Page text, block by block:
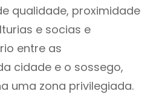
qualidade, proximidade
e socias e
entre as
cidade e o sossego,
uma zona privilegiada.